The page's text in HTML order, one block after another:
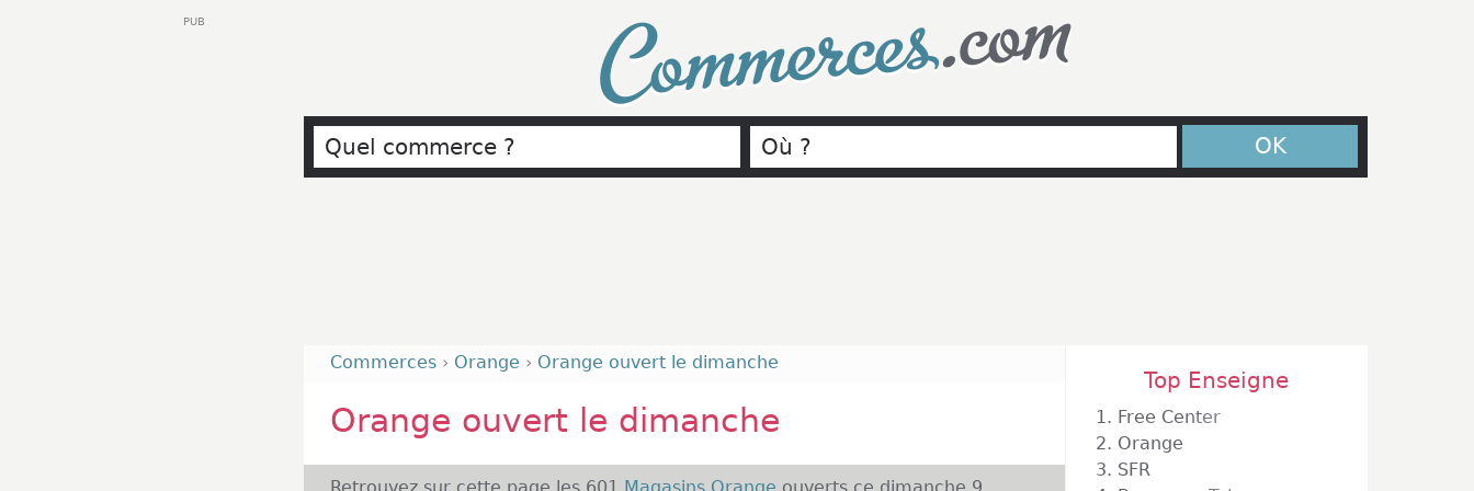
Commerces.com
OK
Commerces › Orange › Orange ouvert le dimanche
Orange ouvert le dimanche
Top Enseigne
1. Free Center
2. Orange
3. SFR
PUB